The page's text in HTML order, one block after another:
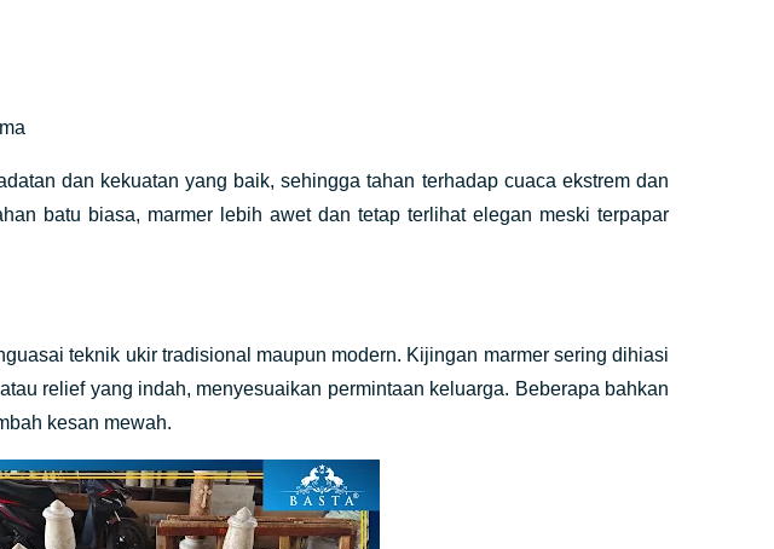
dan kekuatan yang baik, sehingga tahan terhadap cuaca ekstrem dan
batu biasa, marmer lebih awet dan tetap terlihat elegan meski terpapar
teknik ukir tradisional maupun modern. Kijingan marmer sering dihiasi
relief yang indah, menyesuaikan permintaan keluarga. Beberapa bahkan
kesan mewah.